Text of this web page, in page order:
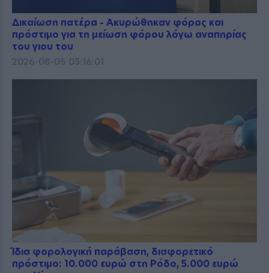
Δικαίωση πατέρα - Ακυρώθηκαν φόρος και
πρόστιμο για τη μείωση φόρου λόγω αναπηρίας
του γιου του
2026-08-05 03:16:01
Ίδια φορολογική παράβαση, διαφορετικό
πρόστιμο: 10.000 ευρώ στη Ρόδο, 5.000 ευρώ